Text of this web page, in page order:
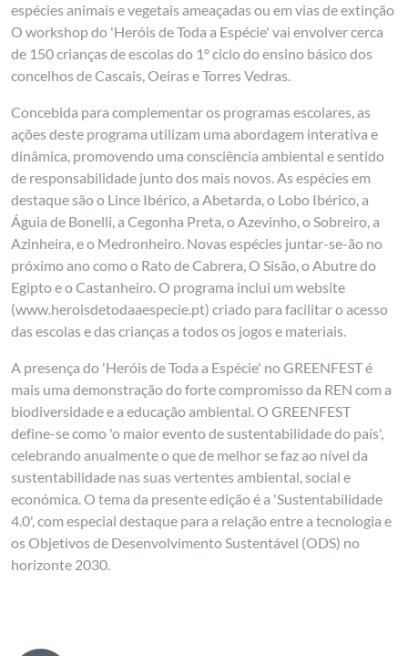
espécies animais e vegetais ameaçadas ou em vias de extinção
O workshop do 'Heróis de Toda a Espécie' vai envolver cerca
de 150 crianças de escolas do 1º ciclo do ensino básico dos
concelhos de Cascais, Oeiras e Torres Vedras.
Concebida para complementar os programas escolares, as
ações deste programa utilizam uma abordagem interativa e
dinâmica, promovendo uma consciência ambiental e sentido
de responsabilidade junto dos mais novos. As espécies em
destaque são o Lince Ibérico, a Abetarda, o Lobo Ibérico, a
Águia de Bonelli, a Cegonha Preta, o Azevinho, o Sobreiro, a
Azinheira, e o Medronheiro. Novas espécies juntar-se-ão no
próximo ano como o Rato de Cabrera, O Sisão, o Abutre do
Egipto e o Castanheiro. O programa inclui um website
(www.heroisdetodaaespecie.pt) criado para facilitar o acesso
das escolas e das crianças a todos os jogos e materiais.
A presença do 'Heróis de Toda a Espécie' no GREENFEST é
mais uma demonstração do forte compromisso da REN com a
biodiversidade e a educação ambiental. O GREENFEST
define-se como 'o maior evento de sustentabilidade do país',
celebrando anualmente o que de melhor se faz ao nível da
sustentabilidade nas suas vertentes ambiental, social e
económica. O tema da presente edição é a 'Sustentabilidade
4.0', com especial destaque para a relação entre a tecnologia e
os Objetivos de Desenvolvimento Sustentável (ODS) no
horizonte 2030.